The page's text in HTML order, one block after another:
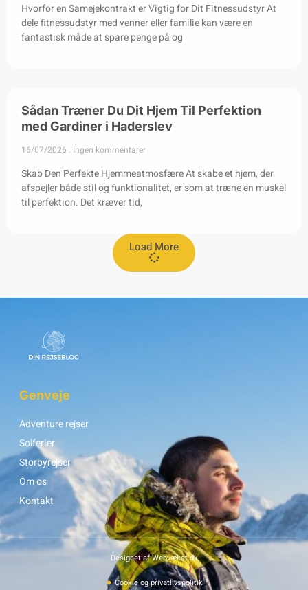
Hvorfor en Samejekontrakt er Vigtig for Dit Fitnessudstyr At
dele fitnessudstyr med venner eller familie kan være en
fantastisk måde at spare penge på og
Sådan Træner Du Dit Hjem Til Perfektion
med Gardiner i Haderslev
16/07/2026 Ingen kommentarer
Skab Den Perfekte Hjemmeatmosfære At skabe et hjem, der
afspejler både stil og funktionalitet, er som at træne en muskel
til perfektion. Det kræver tid,
Load More
Genveje
Adventure rejser
Solferier
Storbyrejser
Om os
Kontakt
Designet af Webvækst.dk
Cookie og privatlivspolitik